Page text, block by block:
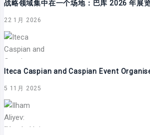
战略领域集中在一个场地：巴库 2026 年展
22 1月 2026
Iteca Caspian and Caspian Event
5 11月 2025